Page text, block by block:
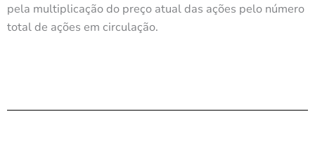
pela multiplicação do preço atual das ações pelo número
total de ações em circulação.